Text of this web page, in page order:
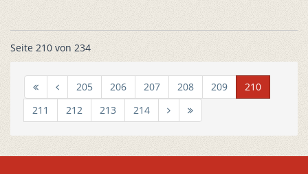
Seite 210 von 234
205 206 207 208 209
210
211
212 213 214